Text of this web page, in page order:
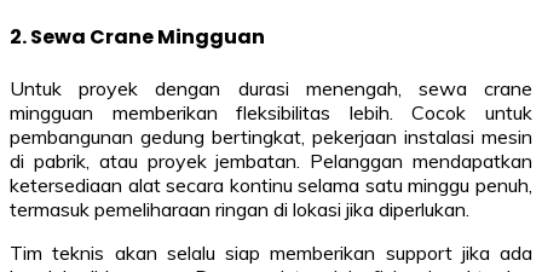
2. Sewa Crane Mingguan
Untuk proyek dengan durasi menengah, sewa crane
mingguan memberikan fleksibilitas lebih. Cocok untuk
pembangunan gedung bertingkat, pekerjaan instalasi mesin
di pabrik, atau proyek jembatan. Pelanggan mendapatkan
ketersediaan alat secara kontinu selama satu minggu penuh,
termasuk pemeliharaan ringan di lokasi jika diperlukan.
Tim teknis akan selalu siap memberikan support jika ada